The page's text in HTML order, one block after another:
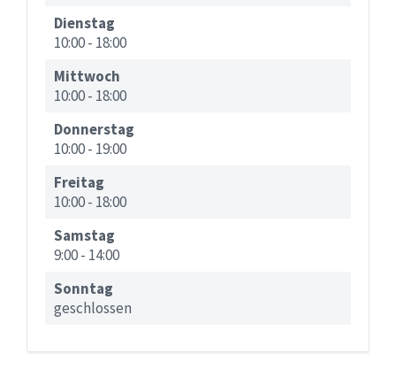
Dienstag
10:00- 18:00
Mittwoch
10:00- 18:00
Donnerstag
10:00- 19:00
Freitag
10:00- 18:00
Samstag
9:00- 14:00
Sonntag
geschlossen